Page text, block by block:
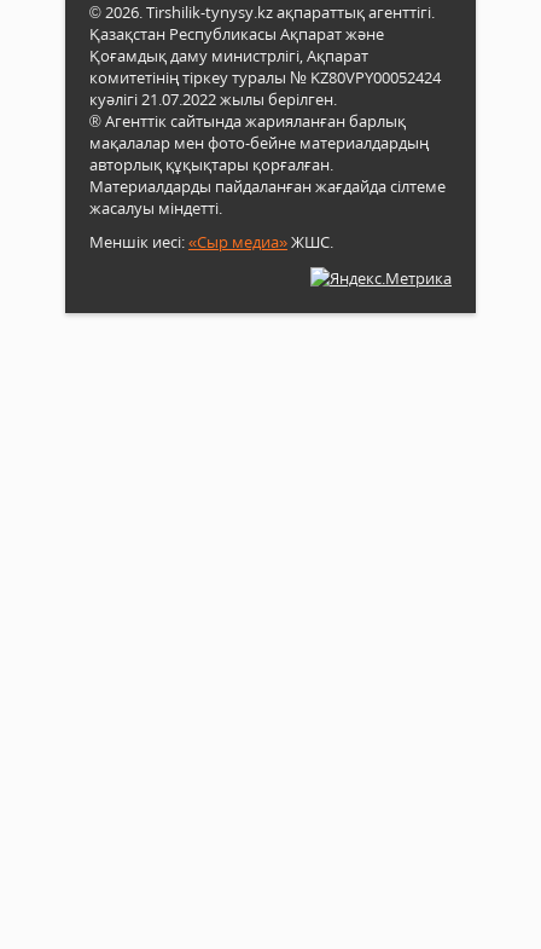
© 2026. Tirshilik-tynysy.kz ақпараттық агенттігі.
Қазақстан Республикасы Ақпарат және
Қоғамдық даму министрлігі, Ақпарат
комитетінің тіркеу туралы № KZ80VPY00052424
куәлігі 21.07.2022 жылы берілген.
® Агенттік сайтында жарияланған барлық
мақалалар мен фото-бейне материалдардың
авторлық құқықтары қорғалған.
Материалдарды пайдаланған жағдайда сілтеме
жасалуы міндетті.
Меншік иесі:«Сыр медиа»ЖШС.